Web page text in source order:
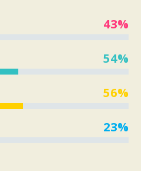
43%
54%
56%
23%